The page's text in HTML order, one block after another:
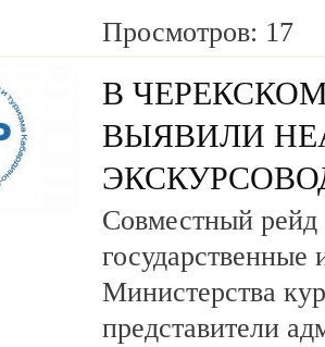
Просмотров: 17
В
ВЫЯВИЛИ
Совместный рейд
государственные
Министерства
представители